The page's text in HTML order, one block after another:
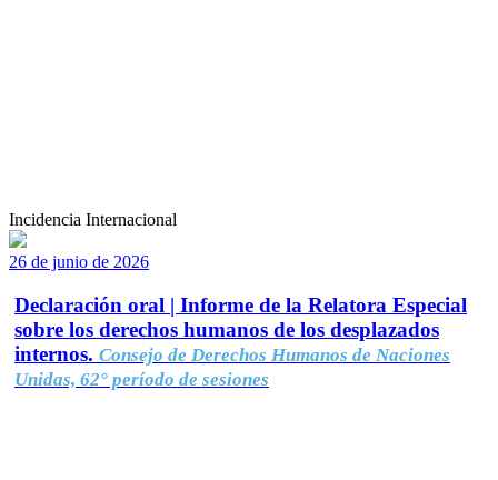
Incidencia Internacional
26 de junio de 2026
Declaración oral | Informe de la Relatora Especial
sobre los derechos humanos de los desplazados
internos. Consejo de Derechos Humanos de Naciones
Unidas, 62° período de sesiones